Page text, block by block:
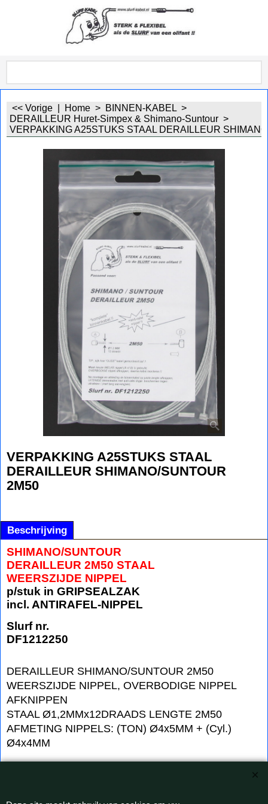
<< Vorige Home > BINNEN-KABEL >
DERAILLEUR Huret-Simpex & Shimano-Suntour >
VERPAKKING A25STUKS STAAL DERAILLEUR
VERPAKKING A25STUKS STAAL
DERAILLEUR SHIMANO/SUNTOUR
2M50
Beschrijving
SHIMANO/SUNTOUR
DERAILLEUR 2M50 STAAL
WEERSZIJDE NIPPEL
p/stuk in GRIPSEALZAK
incl. ANTIRAFEL-NIPPEL
Slurf nr.
DF1212250
DERAILLEUR SHIMANO/SUNTOUR 2M50
WEERSZIJDE NIPPEL, OVERBODIGE NIPPEL
AFKNIPPEN
STAAL Ø1,2MMx12DRAADS LENGTE 2M50
AFMETING NIPPELS: (TON) Ø4x5MM + (Cyl.)
Ø4x4MM
VERPAKKING 25STUKS